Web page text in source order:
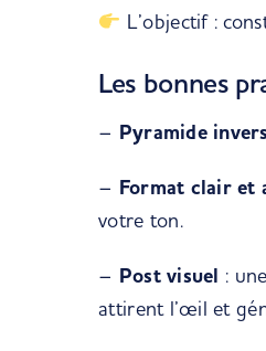
L’objectif :
Les bonnes
– Pyramide
– Format clair et
votre ton.
– Post visuel :
attirent l’œil et